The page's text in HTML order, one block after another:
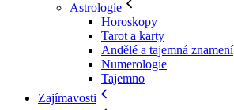
Astrologie
Horoskopy
Tarot a karty
Andělé a tajemná znamení
Numerologie
Tajemno
Zajímavosti